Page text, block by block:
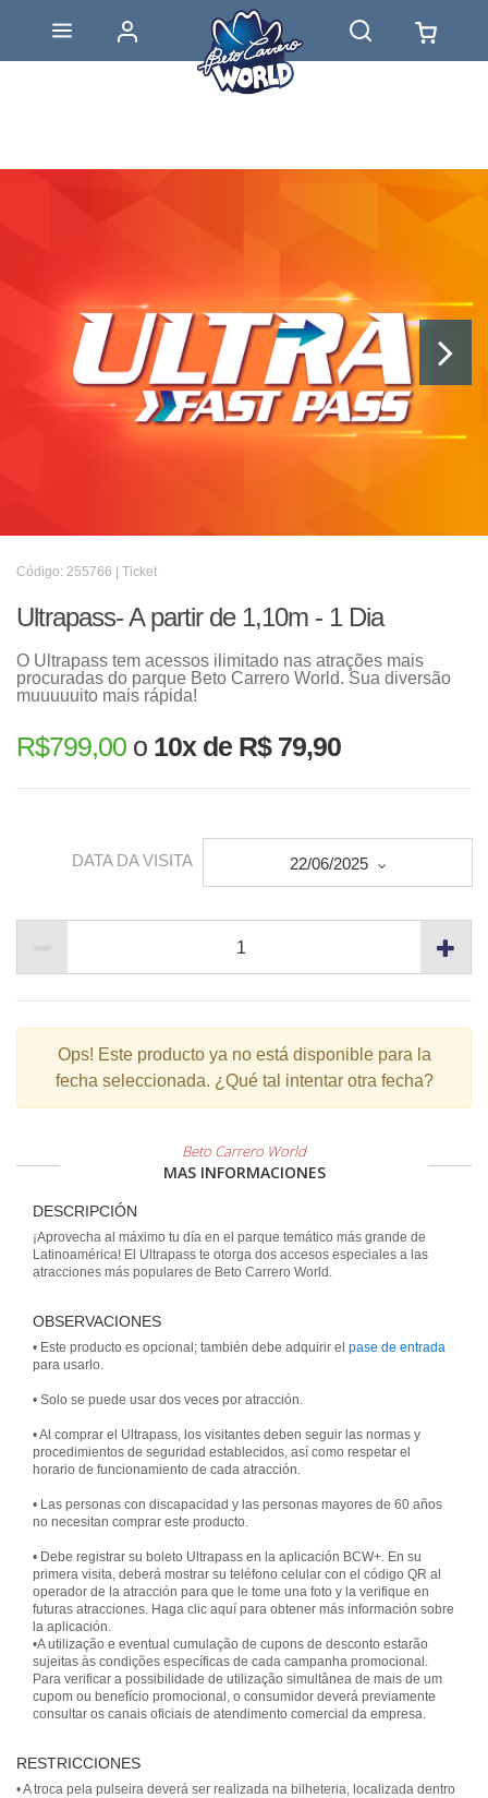
Código: 255766 | Ticket
Ultrapass- A partir de 1,10m - 1 Dia
O Ultrapass tem acessos ilimitado nas atrações mais
procuradas do parque Beto Carrero World. Sua diversão
muuuuuito mais rápida!
R$799,00 o 10x de R$ 79,90
DATA DA VISITA 22/06/2025
Ops! Este producto ya no está disponible para la
fecha seleccionada. ¿Qué tal intentar otra fecha?
Beto Carrero World
MAS INFORMACIONES
DESCRIPCIÓN
¡Aprovecha al máximo tu día en el parque temático más grande de
Latinoamérica! El Ultrapass te otorga dos accesos especiales a las
atracciones más populares de Beto Carrero World.
OBSERVACIONES
• Este producto es opcional; también debe adquirir el pase de entrada
para usarlo.
• Solo se puede usar dos veces por atracción.
• Al comprar el Ultrapass, los visitantes deben seguir las normas y
procedimientos de seguridad establecidos, así como respetar el
horario de funcionamiento de cada atracción.
• Las personas con discapacidad y las personas mayores de 60 años
no necesitan comprar este producto.
• Debe registrar su boleto Ultrapass en la aplicación BCW+. En su
primera visita, deberá mostrar su teléfono celular con el código QR al
operador de la atracción para que le tome una foto y la verifique en
futuras atracciones. Haga clic aquí para obtener más información sobre
la aplicación.
•A utilização e eventual cumulação de cupons de desconto estarão
sujeitas às condições específicas de cada campanha promocional.
Para verificar a possibilidade de utilização simultânea de mais de um
cupom ou benefício promocional, o consumidor deverá previamente
consultar os canais oficiais de atendimento comercial da empresa.
RESTRICCIONES
• A troca pela pulseira deverá ser realizada na bilheteria, localizada dentro